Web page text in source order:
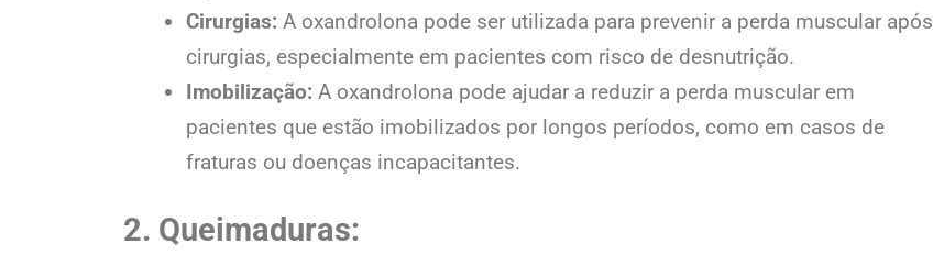
Cirurgias: A oxandrolona pode ser utilizada para prevenir a perda muscular após
cirurgias, especialmente em pacientes com risco de desnutrição.
Imobilização: A oxandrolona pode ajudar a reduzir a perda muscular em
pacientes que estão imobilizados por longos períodos, como em casos de
fraturas ou doenças incapacitantes.
2. Queimaduras: